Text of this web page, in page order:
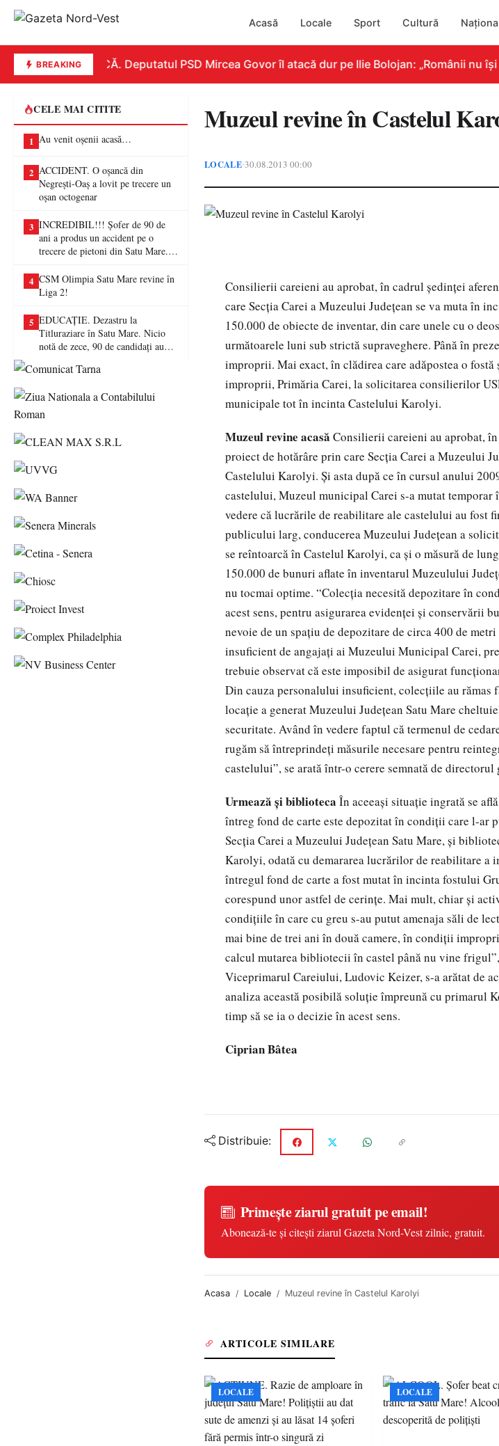
Acasă Locale Sport Cultură
BREAKINGREPLICĂ. Deputatul PSD Mircea Govor îl atacă dur pe Ilie Bolojan: „Românii nu
CELE MAI CITITE
1 Au venit oșenii acasă…
2 ACCIDENT. O oșancă din
Negrești-Oaș a lovit pe trecere un
oșan octogenar
3 INCREDIBIL!!! Șofer de 90 de
ani a produs un accident pe o
trecere de pietoni din Satu Mare. O
4 CSM Olimpia Satu Mare revine în
Liga 2!
5 EDUCAȚIE. Dezastru la
Titluraziare în Satu Mare. Nicio
notă de zece, 90 de candidați au
Muzeul revine în Castelul
LOCALE•30.08.2013 00:00
Consilierii careieni au aprobat, în cadrul şedinţei
care Secţia Carei a Muzeului Judeţean se va muta în
150.000 de obiecte de inventar, din care unele cu o
următoarele luni sub strictă supraveghere. Până în
improprii. Mai exact, în clădirea care adăpostea o
improprii, Primăria Carei, la solicitarea consilierilor
municipale tot în incinta Castelului Karolyi.
Muzeul revine acasă Consilierii careieni au aprobat,
proiect de hotărâre prin care Secţia Carei a Muzeului
Castelului Karolyi. Şi asta după ce în cursul anului
castelului, Muzeul municipal Carei s-a mutat
vedere că lucrările de reabilitare ale castelului au fost
publicului larg, conducerea Muzeului Judeţean a
se reîntoarcă în Castelul Karolyi, ca şi o măsură de
150.000 de bunuri aflate în inventarul Muzeulului
nu tocmai optime. “Colecţia necesită depozitare în
acest sens, pentru asigurarea evidenţei şi conservării
nevoie de un spaţiu de depozitare de circa 400 de
insuficient de angajaţi ai Muzeului Municipal Carei,
trebuie observat că este imposibil de asigurat
Din cauza personalului insuficient, colecţiile au rămas
locaţie a generat Muzeului Judeţean Satu Mare
securitate. Având în vedere faptul că termenul de
rugăm să întreprindeţi măsurile necesare pentru
castelului”, se arată într-o cerere semnată de
Urmează şi biblioteca În aceeaşi situaţie ingrată se
întreg fond de carte este depozitat în condiţii care l-ar
Secţia Carei a Muzeului Judeţean Satu Mare, şi
Karolyi, odată cu demararea lucrărilor de reabilitare a
întregul fond de carte a fost mutat în incinta fostului
corespund unor astfel de cerinţe. Mai mult, chiar şi
condiţiile în care cu greu s-au putut amenaja săli de
mai bine de trei ani în două camere, în condiţii
calcul mutarea bibliotecii în castel până nu vine
Viceprimarul Careiului, Ludovic Keizer, s-a arătat de
analiza această posibilă soluţie împreună cu primarul
timp să se ia o decizie în acest sens.
Ciprian Bâtea
Distribuie:
Primește ziarul gratuit pe email!
Abonează-te și citești ziarul Gazeta Nord-Vest zilnic, gratuit.
Acasa Locale Muzeul revine în Castelul Karolyi
ARTICOLE SIMILARE
LOCALE LOCALE